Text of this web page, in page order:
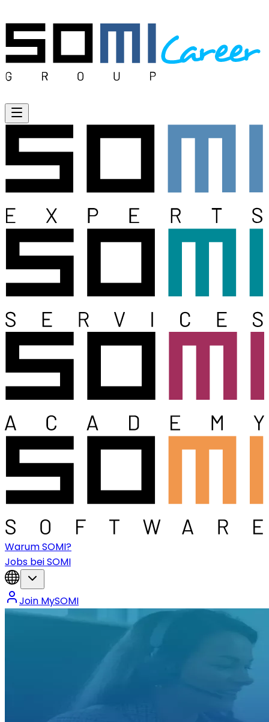
Open menu
Warum SOMI?
Jobs bei SOMI
Join MySOMI